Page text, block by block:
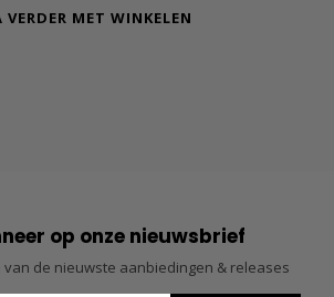
VERDER MET WINKELEN
op onze nieuwsbrief
van de nieuwste aanbiedingen & releases